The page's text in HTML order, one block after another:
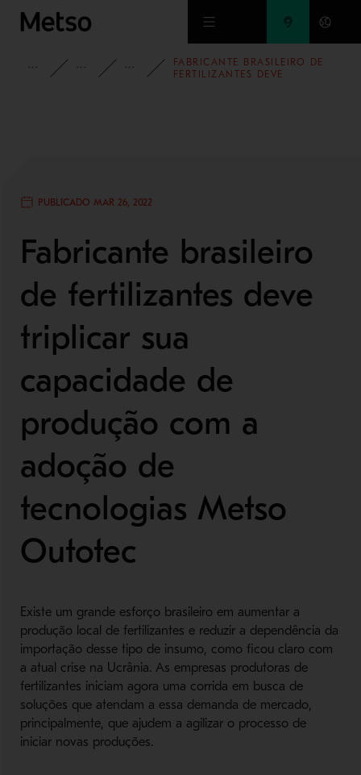
Ir para o conteúdo principal
INSIGHTSBLOG BLOG - AGREGADOS
FABRICANTE BRASILEIRO DE
FERTILIZANTES DEVE
PUBLICADO MAR 26, 2022
Fabricante brasileiro
de fertilizantes deve
triplicar sua
capacidade de
produção com a
adoção de
tecnologias Metso
Outotec
Existe um grande esforço brasileiro em aumentar a
produção local de fertilizantes e reduzir a dependência da
importação desse tipo de insumo, como ficou claro com
a atual crise na Ucrânia. As empresas produtoras de
fertilizantes iniciam agora uma corrida em busca de
soluções que atendam a essa demanda de mercado,
principalmente, que ajudem a agilizar o processo de
iniciar novas produções.